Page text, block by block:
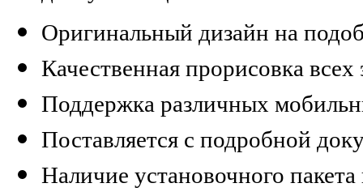
Оригинальный дизайн на
Качественная прорисовка
Поддержка различных
Поставляется с подробной
Наличие установочного